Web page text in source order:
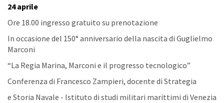
24 aprile
Ore 18.00 ingresso gratuito su prenotazione
In occasione del 150° anniversario della nascita di Guglielmo
Marconi
“La Regia Marina, Marconi e il progresso tecnologico”
Conferenza di Francesco Zampieri, docente di Strategia
e Storia Navale - Istituto di studi militari marittimi di Venezia